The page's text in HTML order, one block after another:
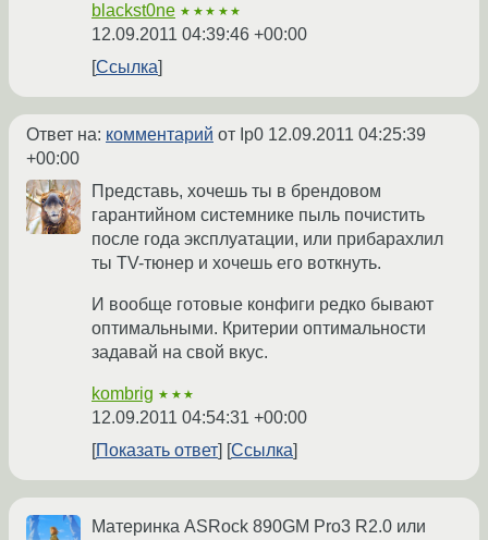
blackst0ne ★★★★★
12.09.2011 04:39:46 +00:00
Ссылка
Ответ на: комментарий от Ip0 12.09.2011 04:25:39
+00:00
Представь, хочешь ты в брендовом
гарантийном системнике пыль почистить
после года эксплуатации, или прибарахлил
ты TV-тюнер и хочешь его воткнуть.
И вообще готовые конфиги редко бывают
оптимальными. Критерии оптимальности
задавай на свой вкус.
kombrig ★★★
12.09.2011 04:54:31 +00:00
Показать ответ
Ссылка
Материнка ASRock 890GM Pro3 R2.0 или